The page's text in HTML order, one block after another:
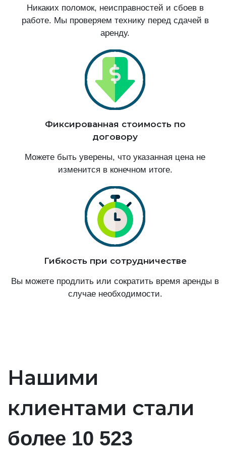
Никаких поломок, неисправностей и сбоев в
работе. Мы проверяем технику перед сдачей в
аренду.
Фиксированная стоимость по
договору
Можете быть уверены, что указанная цена не
изменится в конечном итоге.
Гибкость при сотрудничестве
Вы можете продлить или сократить время аренды в
случае необходимости.
Нашими
клиентами стали
более 10 523